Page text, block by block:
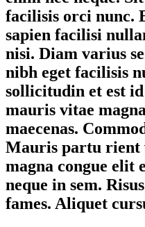
facilisis orci nunc.
sapien facilisi
nisi. Diam varius
nibh eget facilisis
sollicitudin et est
mauris vitae
maecenas.
Mauris partu rient
magna congue elit
neque in sem.
fames. Aliquet